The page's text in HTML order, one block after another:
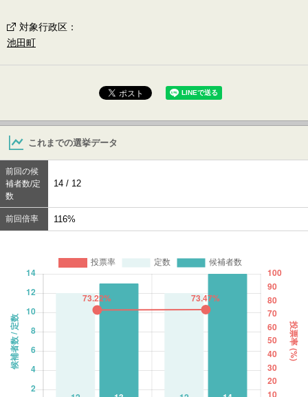
対象行政区 ：
池田町
これまでの選挙データ
前回の候
補者数/定
数
14 / 12
前回倍率 116%